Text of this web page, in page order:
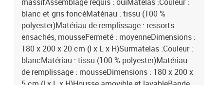
blanc et gris foncéMatériau : tissu (100 %
polyester)Matériau de remplissage : ressorts
ensachés, mousseFermeté : moyenneDimensions :
180 x 200 x 20 cm (l x L x H)Surmatelas :Couleur :
blancMatériau : tissu (100 % polyester)Matériau
de remplissage : mousseDimensions : 180 x 200 x